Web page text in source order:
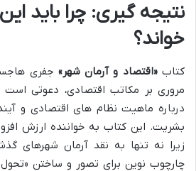
نتیجه گیری: چرا باید
خواند؟
کتاب«اقتصاد و آرمان شهر» جفری
مروری بر مکاتب اقتصادی، دعوتی
درباره ماهیت نظام های اقتصادی و
بشریت. این کتاب به خواننده ارزش
زیرا نه تنها به نقد آرمان شهرهای
چارچوب نوین برای تصور و ساختن